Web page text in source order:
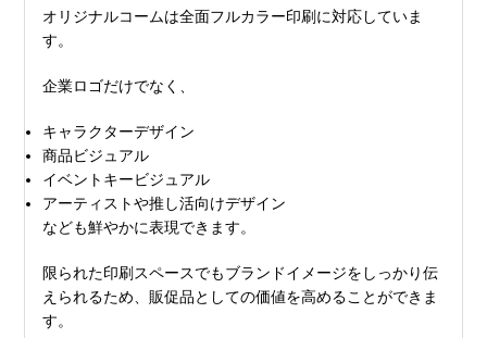
オリジナルコームは全面フルカラー印刷に対応していま
す。
企業ロゴだけでなく、
キャラクターデザイン
商品ビジュアル
イベントキービジュアル
アーティストや推し活向けデザイン
なども鮮やかに表現できます。
限られた印刷スペースでもブランドイメージをしっかり伝
えられるため、販促品としての価値を高めることができま
す。